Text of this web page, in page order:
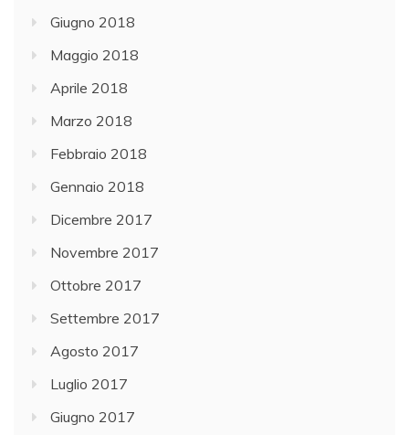
Giugno 2018
Maggio 2018
Aprile 2018
Marzo 2018
Febbraio 2018
Gennaio 2018
Dicembre 2017
Novembre 2017
Ottobre 2017
Settembre 2017
Agosto 2017
Luglio 2017
Giugno 2017